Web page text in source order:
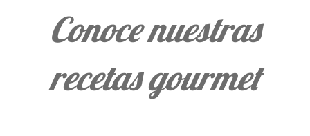
Conoce nuestras
recetas gourmet